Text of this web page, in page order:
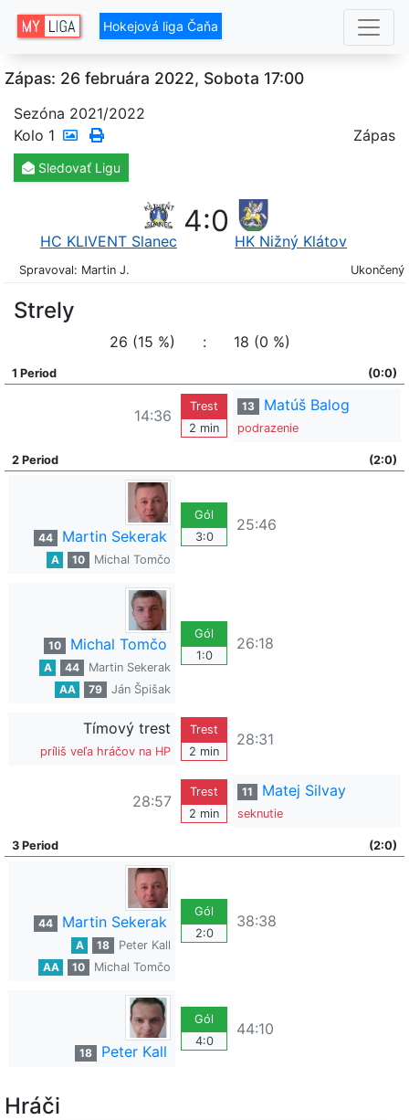
Hokejová liga Čaňa
Zápas: 26 februára 2022, Sobota 17:00
Sezóna 2021/2022
Kolo 1 Zápas
Sledovať Ligu
HC KLIVENT Slanec
4:0
HK Nižný Klátov
Spravoval: Martin J. Ukončený
Strely
26 (15 %) : 18 (0 %)
1 Period (0:0)
14:36
Trest
2 min
13 Matúš Balog
podrazenie
2 Period (2:0)
44 Martin Sekerak
A 10 Michal Tomčo
Gól
3:0
25:46
10 Michal Tomčo
A 44
Martin Sekerak
AA
79 Ján Špišak
Gól
1:0
26:18
Tímový trest
príliš veľa hráčov na HP
Trest
2 min
28:31
28:57
Trest
2 min
11 Matej Silvay
seknutie
3 Period (2:0)
44 Martin Sekerak
A 18
Peter Kall
AA
10 Michal Tomčo
Gól
2:0
38:38
18 Peter Kall
Gól
4:0
44:10
Hráči